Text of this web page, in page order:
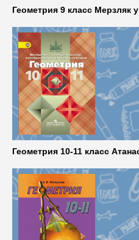
Геометрия 9 класс Мерзляк
Геометрия 10-11 класс